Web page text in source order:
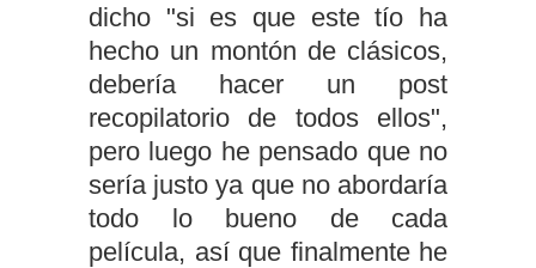
dicho "si es que este tío ha
hecho un montón de clásicos,
debería hacer un post
recopilatorio de todos ellos",
pero luego he pensado que no
sería justo ya que no abordaría
todo lo bueno de cada
película, así que finalmente he